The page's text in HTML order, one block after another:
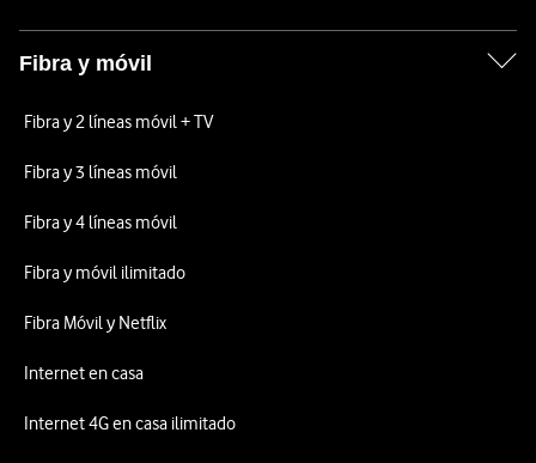
Fibra y móvil
Fibra y 2 líneas móvil + TV
Fibra y 3 líneas móvil
Fibra y 4 líneas móvil
Fibra y móvil ilimitado
Fibra Móvil y Netflix
Internet en casa
Internet 4G en casa ilimitado